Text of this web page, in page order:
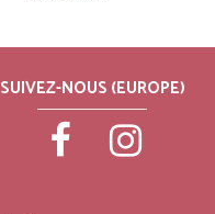
SUIVEZ-NOUS (EUROPE)